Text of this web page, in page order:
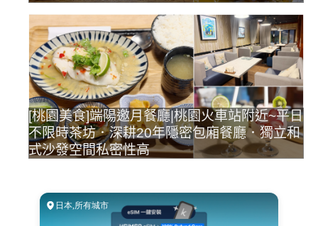
[桃園美食]端陽邀月餐廳|桃園火車站附近~平日
不限時茶坊．深耕20年隱密包廂餐廳．獨立和
式沙發空間私密性高